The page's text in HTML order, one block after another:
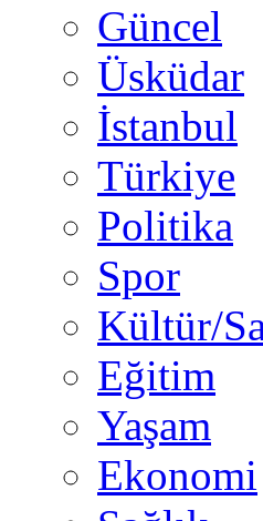
Güncel
Üsküdar
İstanbul
Türkiye
Politika
Spor
Kültür/
Eğitim
Yaşam
Ekonomi